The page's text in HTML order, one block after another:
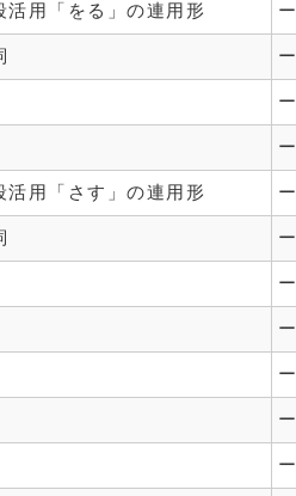
活用「をる」の連用形 ー
ー
ー
ー
活用「さす」の連用形 ー
ー
ー
ー
ー
ー
ー